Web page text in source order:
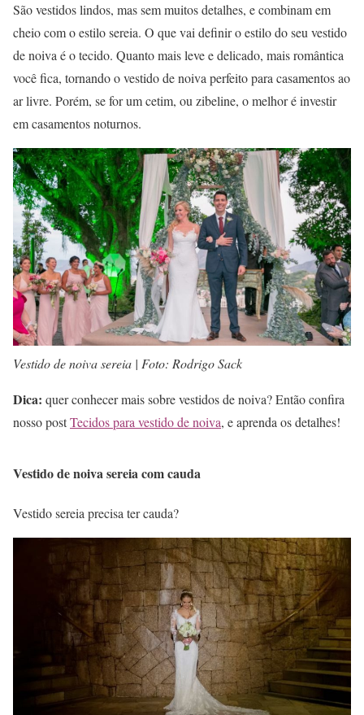
São vestidos lindos, mas sem muitos detalhes, e combinam em
cheio com o estilo sereia. O que vai definir o estilo do seu vestido
de noiva é o tecido. Quanto mais leve e delicado, mais romântica
você fica, tornando o vestido de noiva perfeito para casamentos ao
ar livre. Porém, se for um cetim, ou zibeline, o melhor é investir
em casamentos noturnos.
Vestido de noiva sereia | Foto: Rodrigo Sack
Dica: quer conhecer mais sobre vestidos de noiva? Então confira
nosso postTecidos para vestido de noiva, e aprenda os detalhes!
Vestido de noiva sereia com cauda
Vestido sereia precisa ter cauda?